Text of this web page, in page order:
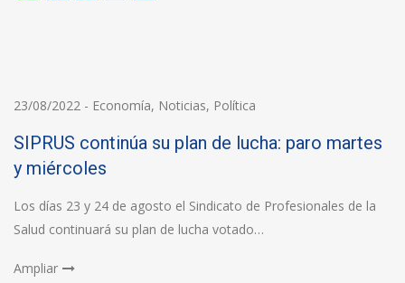
23/08/2022 - Economía, Noticias, Política
SIPRUS continúa su plan de lucha: paro martes
y miércoles
Los días 23 y 24 de agosto el Sindicato de Profesionales de la
Salud continuará su plan de lucha votado…
Ampliar